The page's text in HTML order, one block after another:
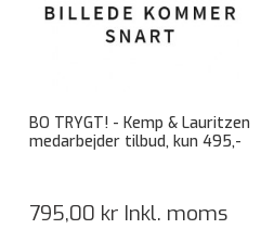
BO TRYGT! - Kemp & Lauritzen
medarbejder tilbud, kun 495,-
795,00 kr Inkl. moms